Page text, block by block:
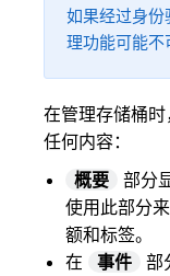
如果经过身份
理功能可能不
在管理存储桶
任何内容：
概要
部分
使用此部分
额和标签。
在
事件
部